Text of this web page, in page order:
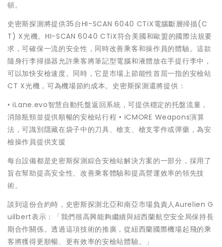
頓。
史密斯探測將提供35台HI-SCAN 6040 CTiX電腦斷層掃描(C
T) X光機。HI-SCAN 6040 CTiX符合美國和歐盟的國際法規要
求，可確保一流的安全性，同時改善乘客和操作員的體驗。這款
隨身行李掃描器允許乘客將筆記型電腦和液體放在手提行李中，
可以加快安檢速度。同時，它是市場上節能性首屈一指的安檢站
CT X光機，可為機場節約成本。史密斯探測還將提供：
• iLane.evo智慧自動托盤返回系統，可提供穩定的托盤流量，
消除瓶頸並提供順暢的安檢站行程 • iCMORE Weapons演算
法，可識別隱藏在袋子中的刀具、槍支、槍支零件或彈藥，為安
檢操作員提供支援
每台設備都是史密斯探測綜合安檢站解決方案的一部分，採用了
旨在幫助提高安全性、改善乘客體驗和提高營運效率的領先技
術。
談到這份合約時，史密斯探測北亞和南亞市場負責人Aurelien G
uilbert表示：「我們很高興能夠繼續與紐西蘭航空安全局保持長
期合作關係。透過這項技術的推廣，從紐西蘭國際機場起飛的乘
客將獲得更順暢、更有效率的安檢站體驗。」